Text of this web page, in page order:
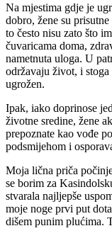
Na mjestima gdje je
dobro, žene su
to često nisu zato što
čuvaricama doma,
nametnuta uloga. U
održavaju život, i
ugrožen.
Ipak, iako doprinose
životne sredine, žene
prepoznate kao vođe
podsmijehom i
Moja lična priča
se borim za
stvarala najljepše
moje noge prvi put
dišem punim plućima.